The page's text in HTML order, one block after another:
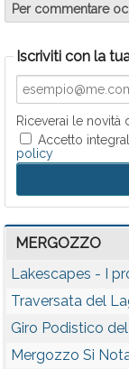
Per commentare
Iscriviti con la
Riceverai le novità
Accetto
policy
MERGOZZO
Lakescapes - I
Traversata del
Giro Podistico
Mergozzo Si